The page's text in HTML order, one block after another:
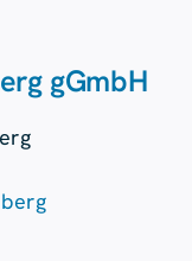
gGmbH